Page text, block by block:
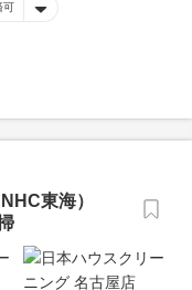
可
東海）